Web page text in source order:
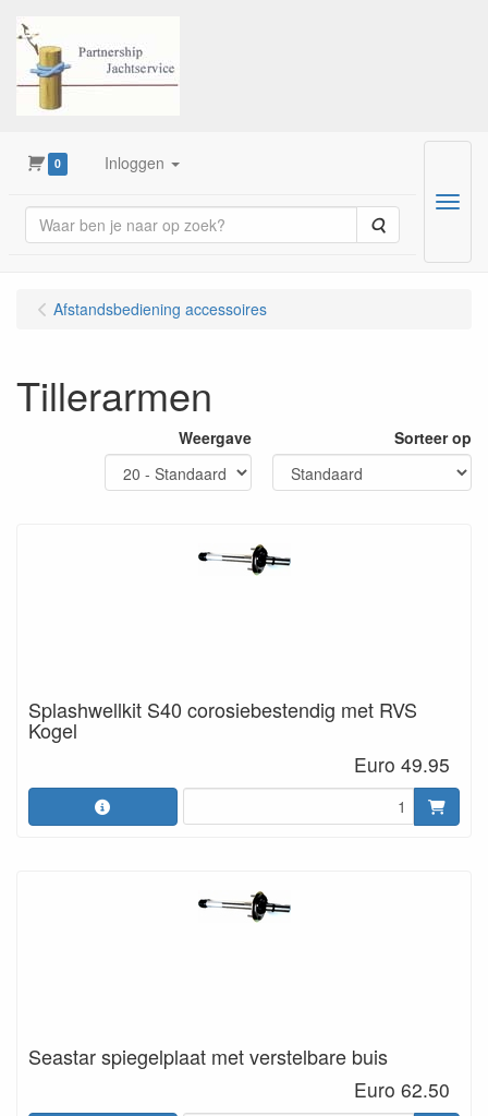
0 Inloggen
Zoeken
Menu
Afstandsbediening accessoires
Tillerarmen
Weergave Sorteer op
Splashwellkit S40 corosiebestendig met RVS
Kogel
Euro 49.95
Seastar spiegelplaat met verstelbare buis
Euro 62.50